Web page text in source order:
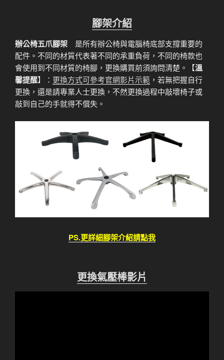
腳架介紹
辦公椅五爪腳架 是所有辦公椅與電腦椅底部支撐重要的
配件。不同的材質代表著不同的承重負荷，不同的椅款也
會使用到不同材質的椅腳，更換購買前須詢問清楚。【溫
馨提醒】： 更換方式可參考官網影片示範 ，若無把握自行
更換，還是請專業人士更換，不然更換過程中敲壞椅子或
敲到自己的手就得不償失。
PS.更詳細腳架介紹請點我
更換氣壓棒影片